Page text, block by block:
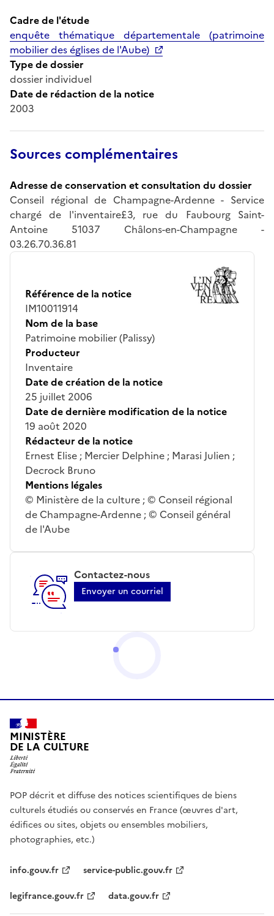
Cadre de l'étude
enquête thématique départementale (patrimoine
mobilier des églises de l'Aube)
Type de dossier
dossier individuel
Date de rédaction de la notice
2003
Sources complémentaires
Adresse de conservation et consultation du dossier
Conseil régional de Champagne-Ardenne - Service
chargé de l'inventaire£3, rue du Faubourg Saint-
Antoine 51037 Châlons-en-Champagne -
03.26.70.36.81
Référence de la notice
IM10011914
Nom de la base
Patrimoine mobilier (Palissy)
Producteur
Inventaire
Date de création de la notice
25 juillet 2006
Date de dernière modification de la notice
19 août 2020
Rédacteur de la notice
Ernest Elise ; Mercier Delphine ; Marasi Julien ;
Decrock Bruno
Mentions légales
© Ministère de la culture ; © Conseil régional
de Champagne-Ardenne ; © Conseil général
de l'Aube
Contactez-nous
Envoyer un courriel
MINISTÈRE
DE LA CULTURE
POP décrit et diffuse des notices scientifiques de biens
culturels étudiés ou conservés en France (œuvres d'art,
édifices ou sites, objets ou ensembles mobiliers,
photographies, etc.)
info.gouv.fr
service-public.gouv.fr
legifrance.gouv.fr
data.gouv.fr